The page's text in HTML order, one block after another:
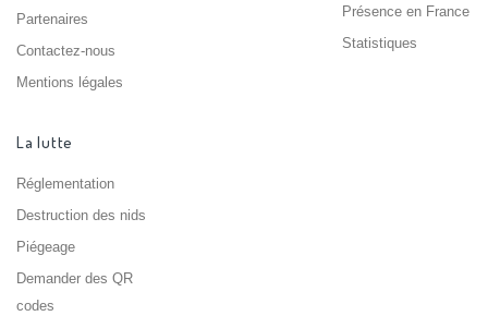
Partenaires
Contactez-nous
Mentions légales
Présence en France
Statistiques
La lutte
Réglementation
Destruction des nids
Piégeage
Demander des QR
codes